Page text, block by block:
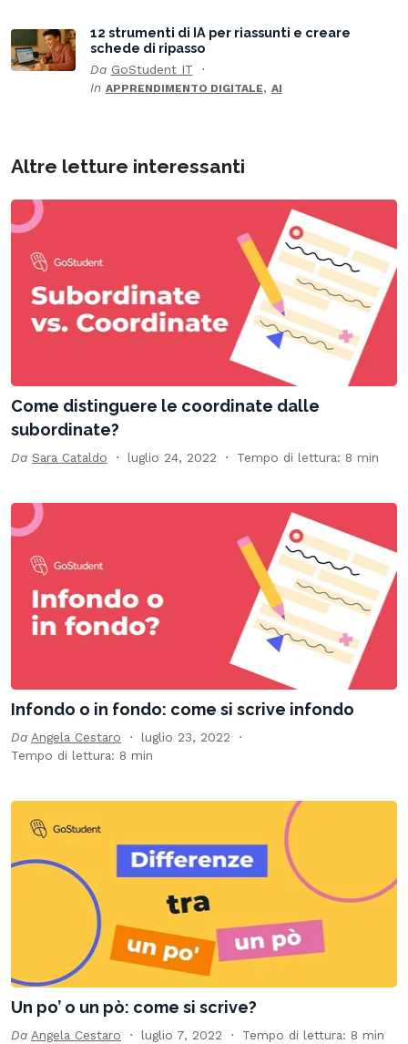
12 strumenti di IA per riassunti e creare
schede di ripasso
Da GoStudent IT
In APPRENDIMENTO DIGITALE, AI
Altre letture interessanti
Come distinguere le coordinate dalle
subordinate?
Da Sara Cataldo luglio 24, 2022 Tempo di lettura: 8 min
Infondo o in fondo: come si scrive infondo
Da Angela Cestaro
luglio 23, 2022
Tempo di lettura: 8 min
Un po’ o un pò: come si scrive?
Da Angela Cestaro luglio 7, 2022 Tempo di lettura: 8 min